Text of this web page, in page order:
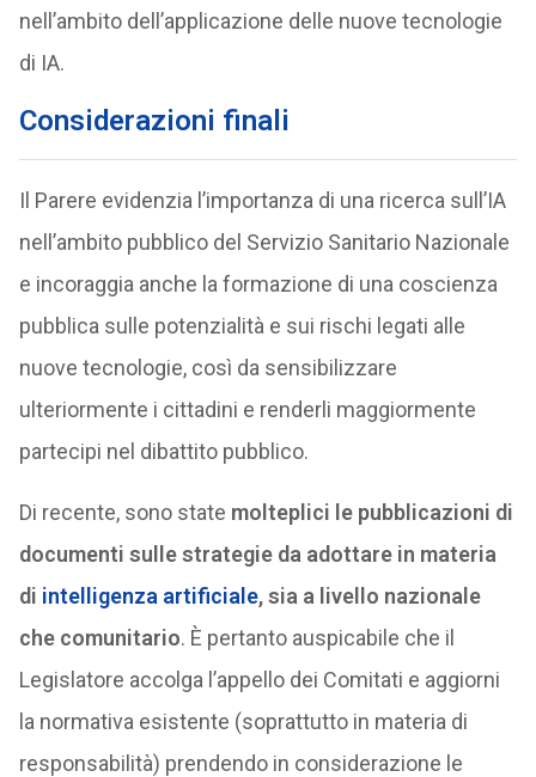
nell’ambito dell’applicazione delle nuove tecnologie
di IA.
Considerazioni finali
Il Parere evidenzia l’importanza di una ricerca sull’IA
nell’ambito pubblico del Servizio Sanitario Nazionale
e incoraggia anche la formazione di una coscienza
pubblica sulle potenzialità e sui rischi legati alle
nuove tecnologie, così da sensibilizzare
ulteriormente i cittadini e renderli maggiormente
partecipi nel dibattito pubblico.
Di recente, sono state molteplici le pubblicazioni di
documenti sulle strategie da adottare in materia
di intelligenza artificiale, sia a livello nazionale
che comunitario. È pertanto auspicabile che il
Legislatore accolga l’appello dei Comitati e aggiorni
la normativa esistente (soprattutto in materia di
responsabilità) prendendo in considerazione le